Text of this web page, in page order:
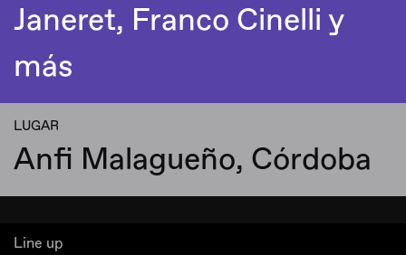
Janeret, Franco Cinelli y
más
LUGAR
Anfi Malagueño, Córdoba
Line up